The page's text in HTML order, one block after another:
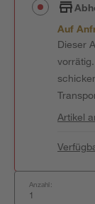
Auf
Dieser
Artikel
Anzahl: